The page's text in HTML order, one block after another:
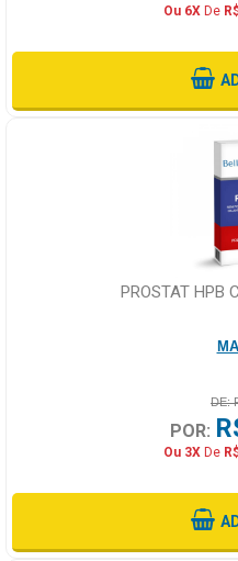
Ou 6XDe
PROSTAT HPB
DE:
POR:
Ou 3XDe